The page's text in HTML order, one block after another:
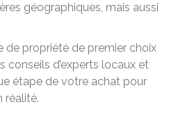
géographiques, mais aussi
de propriété de premier choix
conseils d’experts locaux et
étape de votre achat pour
réalité.